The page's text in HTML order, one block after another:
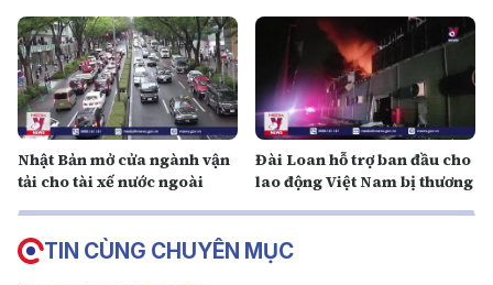
Nhật Bản mở cửa ngành vận
tải cho tài xế nước ngoài
Đài Loan hỗ trợ ban đầu cho
lao động Việt Nam bị thương
TIN CÙNG CHUYÊN MỤC